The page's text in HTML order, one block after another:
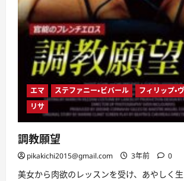
エマ ステファニー・ビバール
フィリップ・
リサ
調教願望
pikakichi2015@gmail.com 3年前 0
美女から肉欲のレッスンを受け、あやしく